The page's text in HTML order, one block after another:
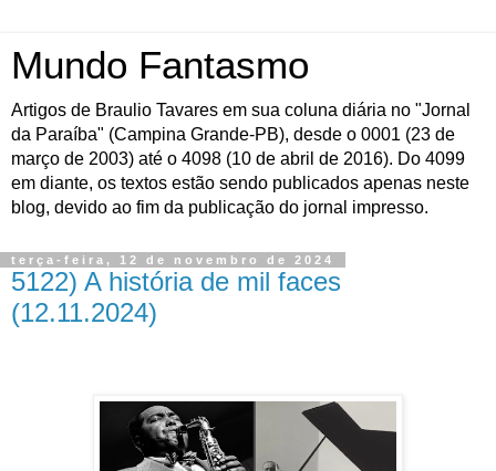
Mundo Fantasmo
Artigos de Braulio Tavares em sua coluna diária no "Jornal
da Paraíba" (Campina Grande-PB), desde o 0001 (23 de
março de 2003) até o 4098 (10 de abril de 2016). Do 4099
em diante, os textos estão sendo publicados apenas neste
blog, devido ao fim da publicação do jornal impresso.
terça-feira, 12 de novembro de 2024
5122) A história de mil faces
(12.11.2024)